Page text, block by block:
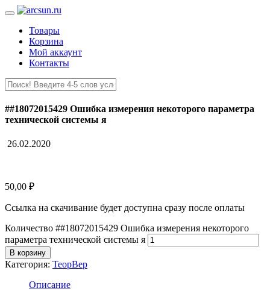
Товары
Корзина
Мой аккаунт
Контакты
##18072015429 Ошибка измерения некоторого параметра
технической системы я
26.02.2020
50,00 ₽
Ссылка на скачивание будет доступна сразу после оплаты
Количество ##18072015429 Ошибка измерения некоторого
параметра технической системы я
В корзину
Категория: ТеорВер
Описание